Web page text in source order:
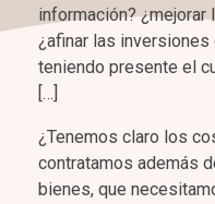
información? ¿mejorar
¿afinar las inversiones
teniendo presente el
[…]
¿Tenemos claro los
contratamos además
bienes, que